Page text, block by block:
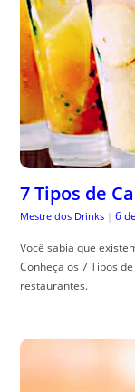
7 Tipos de
Mestre dos Drinks | 6
Você sabia que
Conheça os 7 Tipos
restaurantes.